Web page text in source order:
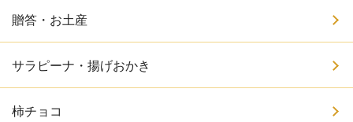
贈答・お土産
サラピーナ・揚げおかき
柿チョコ